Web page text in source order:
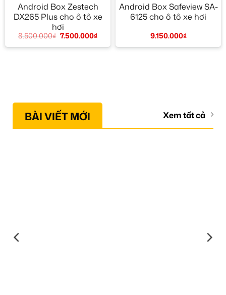
Android Box Zestech
DX265 Plus cho ô tô xe
hơi
8.500.000₫ 7.500.000₫
Android Box Safeview SA-
6125 cho ô tô xe hơi
9.150.000₫
BÀI VIẾT MỚI Xem tất cả